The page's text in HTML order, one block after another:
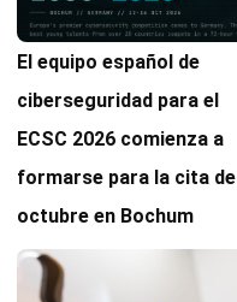
El equipo español de
ciberseguridad para el
ECSC 2026 comienza a
formarse para la cita de
octubre en Bochum